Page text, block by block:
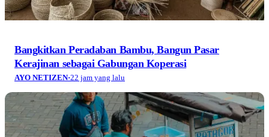
Bangkitkan Peradaban Bambu, Bangun Pasar
Kerajinan sebagai Gabungan Koperasi
AYO NETIZEN·22 jam yang lalu